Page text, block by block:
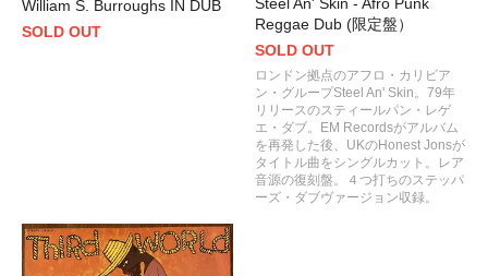
William S. Burroughs IN DUB
SOLD OUT
Reggae Dub (限定盤）
SOLD OUT
ロンドン拠点のアフロ・カリビア
ン・グループSteel An' Skin。79年
リリースのスティールパン・レゲ
エ・ダブ。EM Recordsがアルバム
を再発した後、UKのHonest Jonsが
タイトル曲をシングルカット。レア
音源の復刻盤。４つ打ちのステッパ
ーズ・ダブヴァージョン収録。